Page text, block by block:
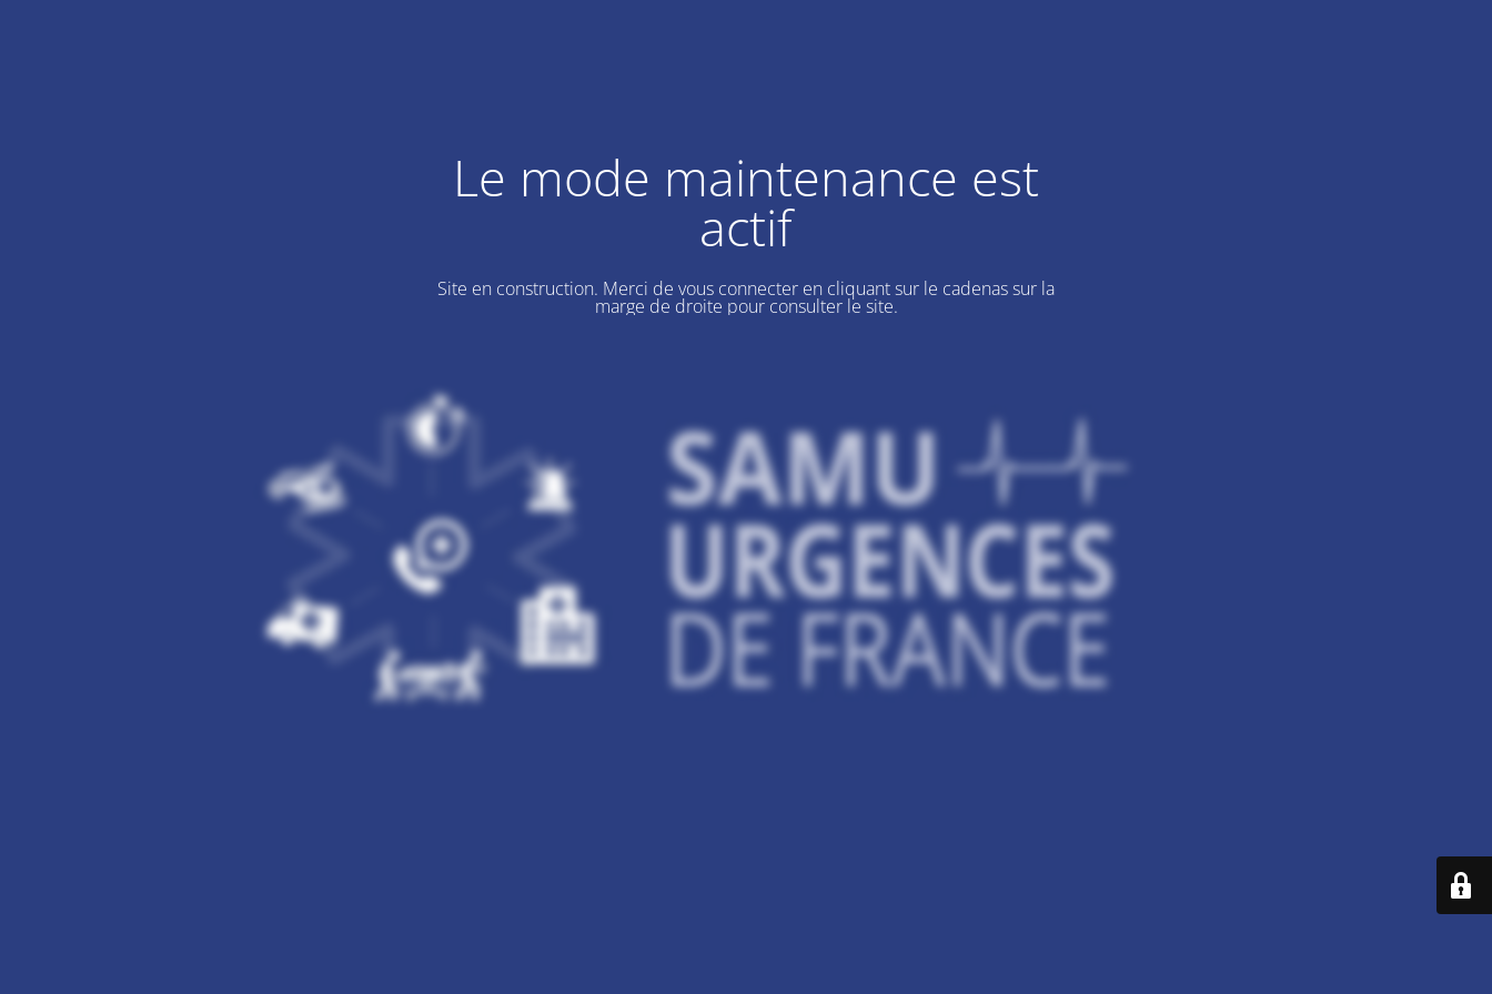
Le mode maintenance est
actif
Site en construction. Merci de vous connecter en cliquant sur le cadenas sur la
marge de droite pour consulter le site.